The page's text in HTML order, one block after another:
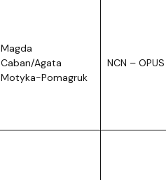
Magda
Caban/Agata
Motyka-Pomagruk
NCN –